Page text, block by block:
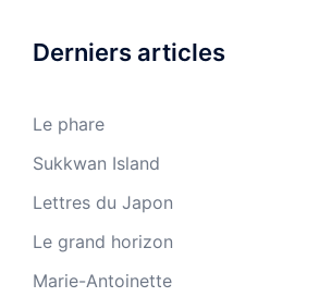
Derniers articles
Le phare
Sukkwan Island
Lettres du Japon
Le grand horizon
Marie-Antoinette